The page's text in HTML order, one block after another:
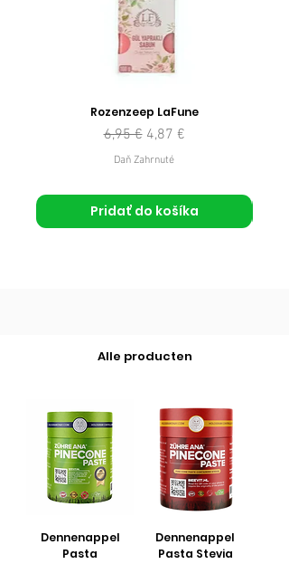
Rozenzeep LaFune
Normálna cena
6,95 € Zľavnená cena
4,87 €
Daň Zahrnuté
Pridať do košíka
Alle producten
Dennenappel
Pasta
Dennenappel
Pasta Stevia